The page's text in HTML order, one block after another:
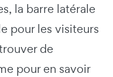
la barre latérale
pour les visiteurs
de
pour en savoir